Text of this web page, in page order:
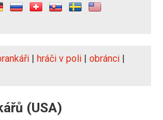
| hráči v poli | obránci |
(USA)